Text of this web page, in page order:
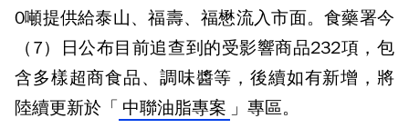
0噸提供給泰山、福壽、福懋流入市面。食藥署今
（7）日公布目前追查到的受影響商品232項，包
含多樣超商食品、調味醬等，後續如有新增，將
陸續更新於「 中聯油脂專案 」專區。